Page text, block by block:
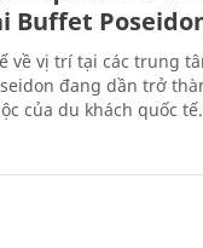
Buffet
về vị trí tại các trung
đang dần trở
của du khách quốc tế.